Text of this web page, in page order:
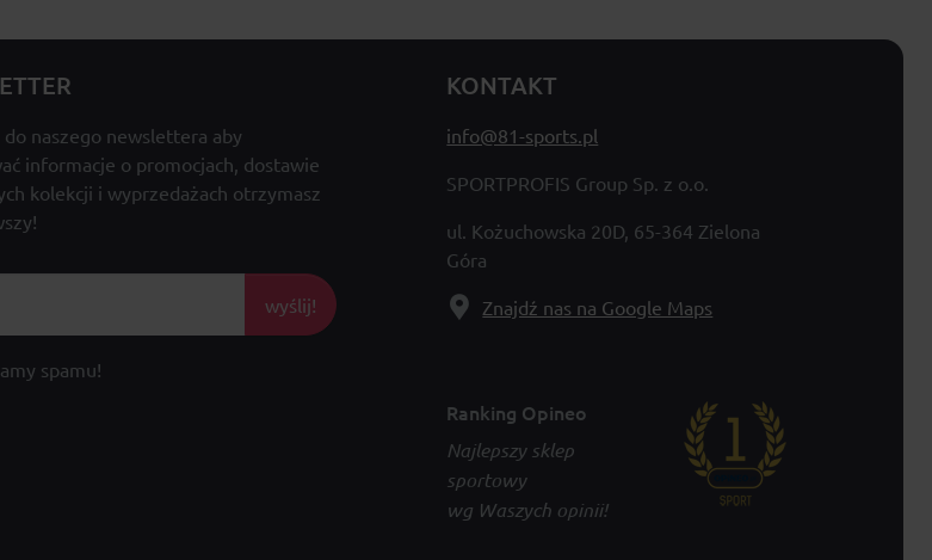
do naszego newslettera aby
informacje o promocjach, dostawie
kolekcji i wyprzedażach otrzymasz
wyślij!
spamu!
KONTAKT
info@81-sports.pl
SPORTPROFIS Group Sp. z o.o.
ul. Kożuchowska 20D, 65-364 Zielona
Góra
Znajdź nas na Google Maps
Ranking Opineo
Najlepszy sklep
sportowy
wg Waszych opinii!